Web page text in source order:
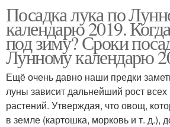
Посадка лука по
календарю 2019.
под зиму? Сроки
Лунному календарю
Ещё очень давно наши предки
луны зависит дальнейший рост
растений. Утверждая, что овощ,
в земле (картошка, морковь и т. д.),